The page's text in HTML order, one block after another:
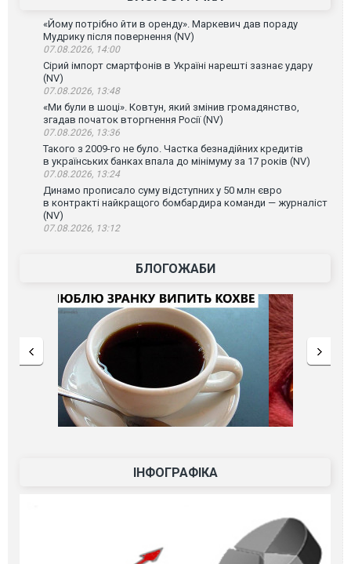
«Йому потрібно йти в оренду». Маркевич дав пораду
Мудрику після повернення (NV)
07.08.2026, 14:00
Сірий імпорт смартфонів в Україні нарешті зазнає удару
(NV)
07.08.2026, 13:48
«Ми були в шоці». Ковтун, який змінив громадянство,
згадав початок вторгнення Росії (NV)
07.08.2026, 13:36
Такого з 2009-го не було. Частка безнадійних кредитів
в українських банках впала до мінімуму за 17 років (NV)
07.08.2026, 13:24
Динамо прописало суму відступних у 50 млн євро
в контракті найкращого бомбардира команди — журналіст
(NV)
07.08.2026, 13:12
БЛОГОЖАБИ
ІНФОГРАФІКА